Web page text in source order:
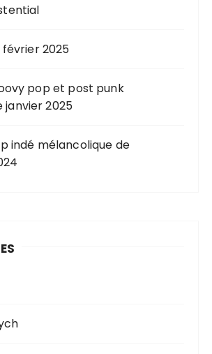
2025
pop et post punk
2025
indé mélancolique de